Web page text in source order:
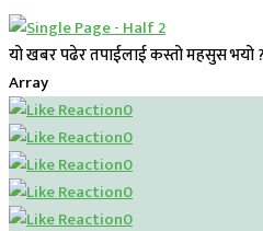
यो खबर पढेर तपाईलाई कस्तो महसुस भयो ?
Array
0
0
0
0
0